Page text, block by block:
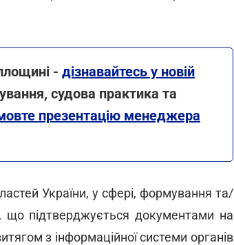
- дізнавайтесь у новій
судова практика та
презентацію менеджера
України, у сфері, формування та/
що підтверджується документами на
з інформаційної системи органів